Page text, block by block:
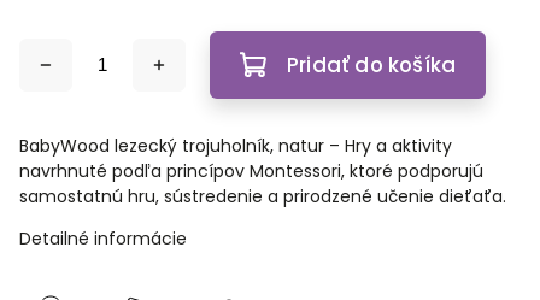
Pridať do košíka
BabyWood lezecký trojuholník, natur – Hry a aktivity
navrhnuté podľa princípov Montessori, ktoré podporujú
samostatnú hru, sústredenie a prirodzené učenie dieťaťa.
Detailné informácie